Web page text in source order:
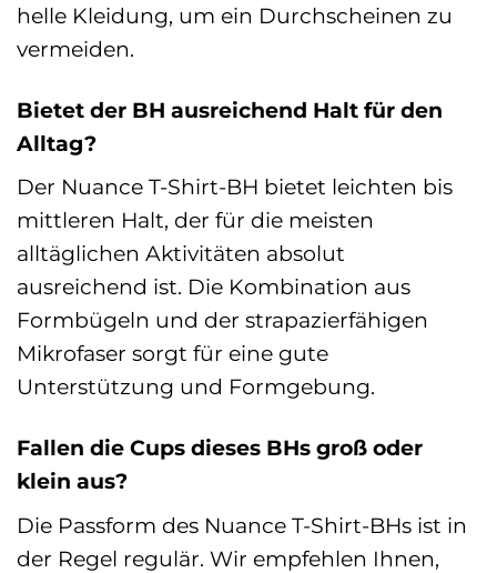
helle Kleidung, um ein Durchscheinen zu
vermeiden.
Bietet der BH ausreichend Halt für den
Alltag?
Der Nuance T-Shirt-BH bietet leichten bis
mittleren Halt, der für die meisten
alltäglichen Aktivitäten absolut
ausreichend ist. Die Kombination aus
Formbügeln und der strapazierfähigen
Mikrofaser sorgt für eine gute
Unterstützung und Formgebung.
Fallen die Cups dieses BHs groß oder
klein aus?
Die Passform des Nuance T-Shirt-BHs ist in
der Regel regulär. Wir empfehlen Ihnen,